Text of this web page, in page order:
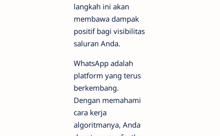
langkah ini akan
membawa dampak
positif bagi visibilitas
saluran Anda.
WhatsApp adalah
platform yang terus
berkembang.
Dengan memahami
cara kerja
algoritmanya, Anda